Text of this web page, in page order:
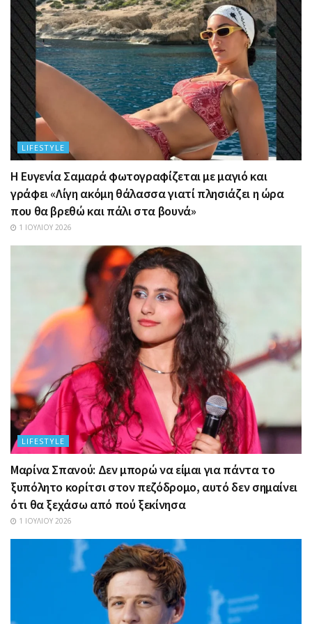
LIFESTYLE
Η Ευγενία Σαμαρά φωτογραφίζεται με μαγιό και
γράφει «Λίγη ακόμη θάλασσα γιατί πλησιάζει η ώρα
που θα βρεθώ και πάλι στα βουνά»
1 ΙΟΥΛΊΟΥ 2026
LIFESTYLE
Μαρίνα Σπανού: Δεν μπορώ να είμαι για πάντα το
ξυπόλητο κορίτσι στον πεζόδρομο, αυτό δεν σημαίνει
ότι θα ξεχάσω από πού ξεκίνησα
1 ΙΟΥΛΊΟΥ 2026